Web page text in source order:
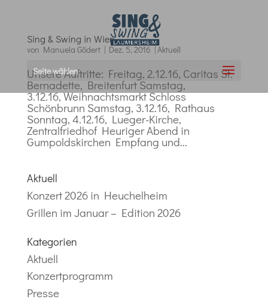
Seite wählen
Sing & Swing in Wien
von Manuela Gödert| Dez. 5, 2016|Aktuell
Unsere Auftritte: Freitag, 2.12.16, Caritas St.
Bernadette, Breitenfurt Samstag,
3.12.16, Weihnachtsmarkt Schloss
Schönbrunn Samstag, 3.12.16, Rathaus
Sonntag, 4.12.16, Lueger-Kirche,
Zentralfriedhof Heuriger Abend in
Gumpoldskirchen Empfang und...
Aktuell
Konzert 2026 in Heuchelheim
Grillen im Januar – Edition 2026
Kategorien
Aktuell
Konzertprogramm
Presse